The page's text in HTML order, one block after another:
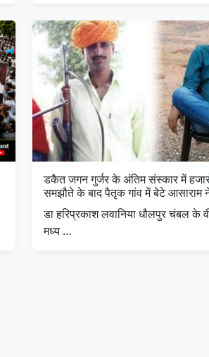
डकैत जगन गुर्जर के अंतिम संस्कार में
समझौते के बाद पैतृक गांव में बेटे आसाराम ने
डा हरिप्रकाश लवानिया धौलपुर चंबल के
मध्य …